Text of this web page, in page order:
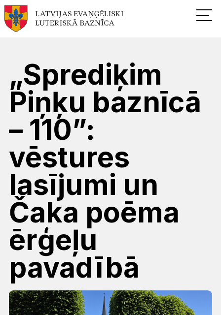
„Sprediķim
Piņķu baznīcā
– 110”:
vēstures
lasījumi un
Čaka poēma
ērģeļu
pavadībā